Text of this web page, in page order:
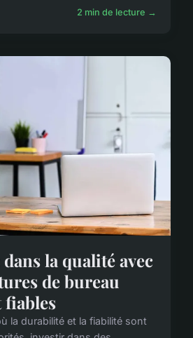
2 min de lecture →
la qualité avec
de bureau
fiables
la durabilité et la fiabilité sont